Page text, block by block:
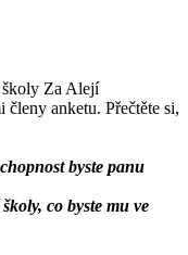
školy Za Alejí
anketu. Přečtěte si,
byste panu
co byste mu ve